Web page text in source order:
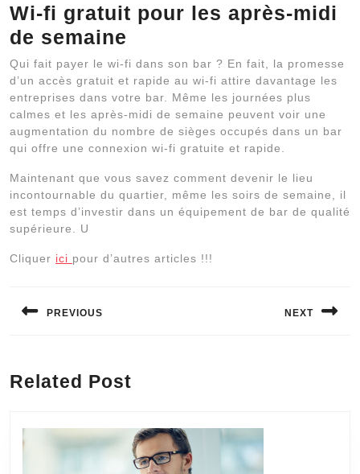
Wi-fi gratuit pour les après-midi
de semaine
Qui fait payer le wi-fi dans son bar ? En fait, la promesse
d’un accès gratuit et rapide au wi-fi attire davantage les
entreprises dans votre bar. Même les journées plus
calmes et les après-midi de semaine peuvent voir une
augmentation du nombre de sièges occupés dans un bar
qui offre une connexion wi-fi gratuite et rapide.
Maintenant que vous savez comment devenir le lieu
incontournable du quartier, même les soirs de semaine, il
est temps d’investir dans un équipement de bar de qualité
supérieure. U
Cliquer ici pour d’autres articles !!!
de
PREVIOUS
post:
NEXT
Related Post